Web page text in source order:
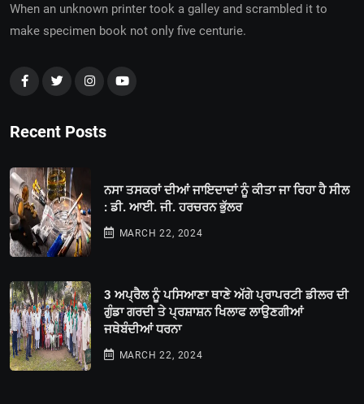
When an unknown printer took a galley and scrambled it to
make specimen book not only five centurie.
Recent Posts
ਨਸਾ ਤਸਕਰਾਂ ਦੀਆਂ ਜਾਇਦਾਦਾਂ ਨੂੰ ਕੀਤਾ ਜਾ ਰਿਹਾ ਹੈ ਸੀਲ
: ਡੀ. ਆਈ. ਜੀ. ਹਰਚਰਨ ਭੁੱਲਰ
MARCH 22, 2024
3 ਅਪ੍ਰੈਲ ਨੂੰ ਪਸਿਆਣਾ ਥਾਣੇ ਅੱਗੇ ਪ੍ਰਾਪਰਟੀ ਡੀਲਰ ਦੀ
ਗੁੰਡਾ ਗਰਦੀ ਤੇ ਪ੍ਰਸ਼ਾਸ਼ਨ ਖਿਲਾਫ ਲਾਉਣਗੀਆਂ
ਜਥੇਬੰਦੀਆਂ ਧਰਨਾ
MARCH 22, 2024